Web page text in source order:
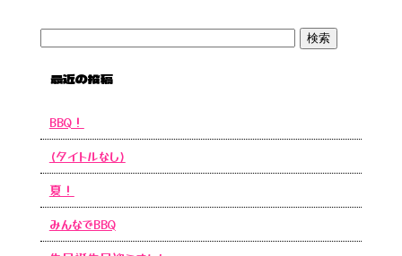
最近の投稿
BBQ！
(タイトルなし)
夏！
みんなでBBQ